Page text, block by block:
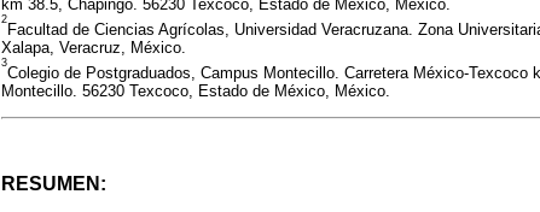
km 38.5, Chapingo. 56230 Texcoco, Estado de México, México.
2
Facultad de Ciencias Agrícolas, Universidad Veracruzana. Zona
Xalapa, Veracruz, México.
3
Colegio de Postgraduados, Campus Montecillo. Carretera México-Texcoco
Montecillo. 56230 Texcoco, Estado de México, México.
RESUMEN: